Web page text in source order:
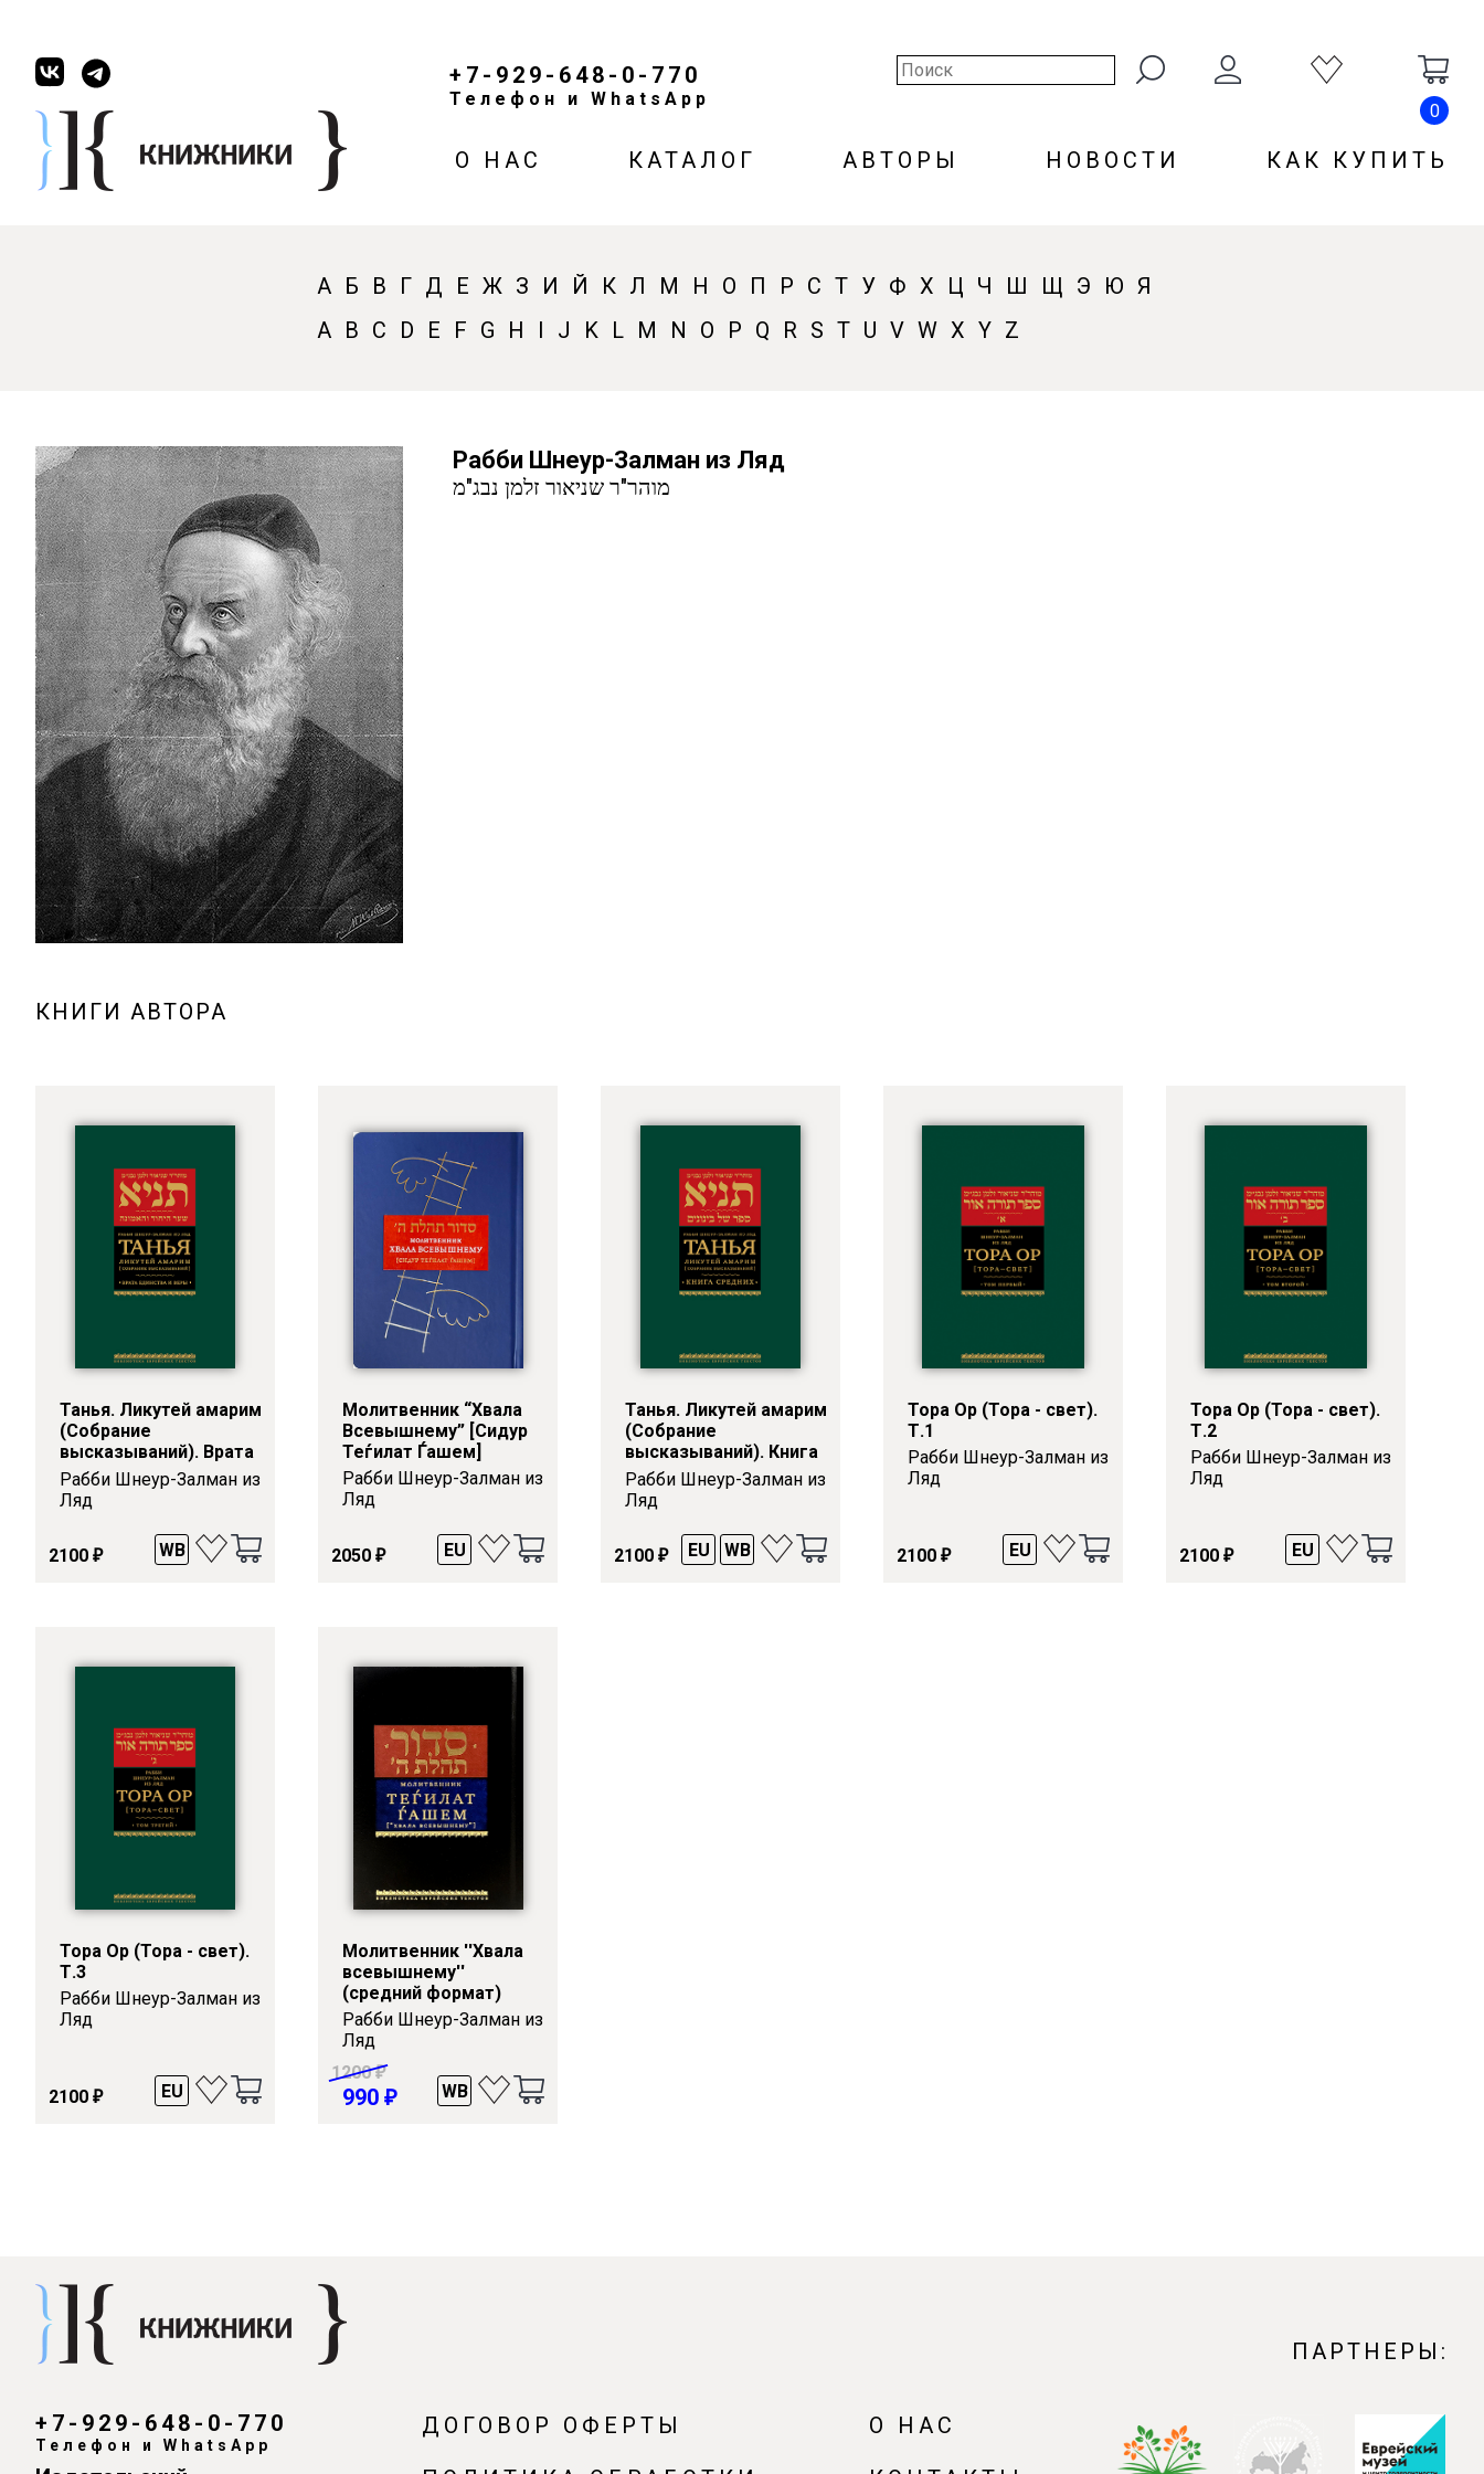
+7-929-648-0-770
Телефон и WhatsApp
0
О НАС КАТАЛОГ АВТОРЫ НОВОСТИ КАК КУПИТЬ
А Б В Г Д Е Ж З И Й К Л М Н О П Р С Т У Ф Х Ц Ч Ш Щ Э Ю Я
A B C D E F G H I J K L M N O P Q R S T U V W X Y Z
Рабби Шнеур-Залман из Ляд
מוהר"ר שניאור זלמן נבג"מ
КНИГИ АВТОРА
Танья. Ликутей амарим
(Собрание
высказываний). Врата
единства и веры
Рабби Шнеур-Залман из
Ляд
2100 ₽ WB
Молитвенник “Хвала
Всевышнему” [Сидур
Теѓилат Ѓашем]
Рабби Шнеур-Залман из
Ляд
2050 ₽ EU
Танья. Ликутей амарим
(Собрание
высказываний). Книга
средних
Рабби Шнеур-Залман из
Ляд
2100 ₽ WB
EU
Тора Ор (Тора - свет).
Т.1
Рабби Шнеур-Залман из
Ляд
2100 ₽ EU
Тора Ор (Тора - свет).
Т.2
Рабби Шнеур-Залман из
Ляд
2100 ₽ EU
Тора Ор (Тора - свет).
Т.3
Рабби Шнеур-Залман из
Ляд
2100 ₽ EU
Молитвенник ''Хвала
всевышнему''
(средний формат)
Рабби Шнеур-Залман из
Ляд
1200₽
990 ₽ WB
+7-929-648-0-770
Телефон и WhatsApp
ДОГОВОР ОФЕРТЫ
О НАС
ПАРТНЕРЫ: